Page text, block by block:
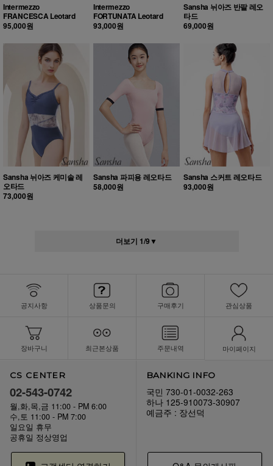
Intermezzo
FRANCESCA Leotard
95,000원
Intermezzo
FORTUNATA Leotard
93,000원
Sansha 뉘아즈 반팔 레오
타드
69,000원
Sansha 뉘아즈 케미솔 레
오타드
73,000원
Sansha 파피용 레오타드
58,000원
Sansha 스커트 레오타드
93,000원
더보기 1/9▼
공지사항 상품문의 구매후기 관심상품
장바구니 최근본상품 주문내역 마이페이지
CS CENTER
02-543-0742
월,화,목,금 11:00 - PM 6:00
수,토 11:00 - PM 7:00
일요일 휴무
공휴일 정상영업
BANKING INFO
국민 730-01-0032-263
하나 125-910073-30907
예금주 : 장선덕